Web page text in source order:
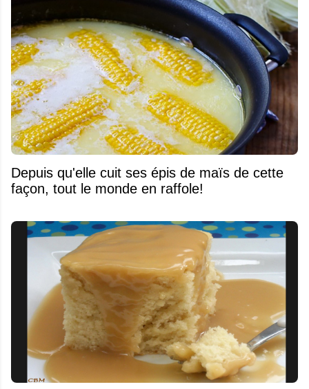
Depuis qu'elle cuit ses épis de maïs de cette
façon, tout le monde en raffole!